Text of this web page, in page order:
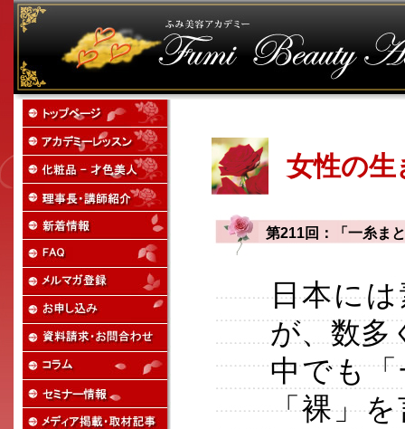
女性の
第211回：「一糸ま
日本に
が、数多
中でも
「裸」